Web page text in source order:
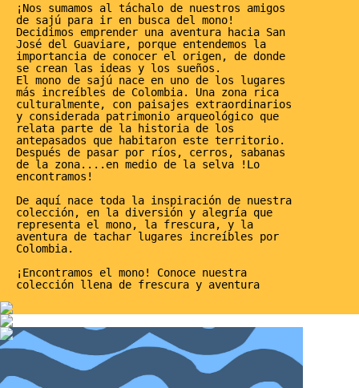
¡Nos sumamos al táchalo de nuestros amigos
de sajú para ir en busca del mono!
Decidimos emprender una aventura hacia San
José del Guaviare, porque entendemos la
importancia de conocer el origen, de donde
se crean las ideas y los sueños.
El mono de sajú nace en uno de los lugares
más increíbles de Colombia. Una zona rica
culturalmente, con paisajes extraordinarios
y considerada patrimonio arqueológico que
relata parte de la historia de los
antepasados que habitaron este territorio.
Después de pasar por ríos, cerros, sabanas
de la zona....en medio de la selva !Lo
encontramos!
De aquí nace toda la inspiración de nuestra
colección, en la diversión y alegría que
representa el mono, la frescura, y la
aventura de tachar lugares increíbles por
Colombia.
¡Encontramos el mono! Conoce nuestra
colección llena de frescura y aventura